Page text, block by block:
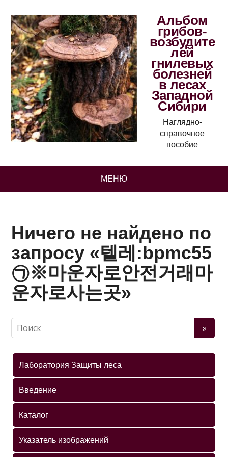
Альбом
грибов-
возбудите
лей
гнилевых
болезней
в лесах
Западной
Сибири
Наглядно-
справочное
пособие
МЕНЮ
Ничего не найдено по
запросу «텔레:bpmc55
㉠※마운자로안전거래마
운자로사는곳»
Лаборатория Защиты леса
Введение
Каталог
Указатель изображений